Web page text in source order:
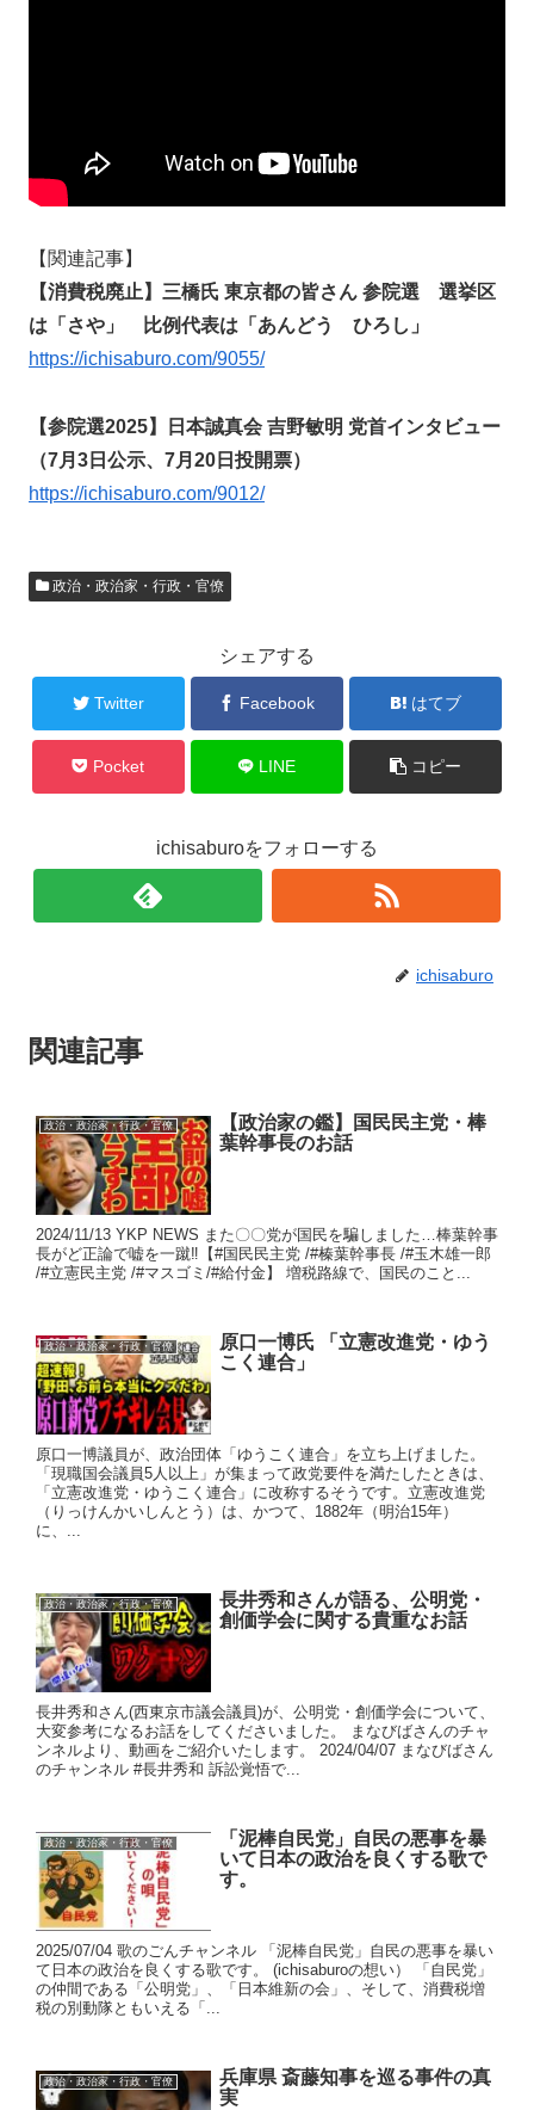
【関連記事】
【消費税廃止】三橋氏 東京都の皆さん 参院選 選挙区
は「さや」 比例代表は「あんどう ひろし」
https://ichisaburo.com/9055/
【参院選2025】日本誠真会 吉野敏明 党首インタビュー
（7月3日公示、7月20日投開票）
https://ichisaburo.com/9012/
政治・政治家・行政・官僚
シェアする
Twitter Facebook はてブ
Pocket LINE コピー
ichisaburoをフォローする
ichisaburo
関連記事
政治・政治家・行政・官僚
【政治家の鑑】国民民主党・棒
葉幹事長のお話
2024/11/13 YKP NEWS また〇〇党が国民を騙しました…棒葉幹事
長がど正論で嘘を一蹴‼︎【#国民民主党 /#榛葉幹事長 /#玉木雄一郎
/#立憲民主党 /#マスゴミ/#給付金】 増税路線で、国民のこと...
政治・政治家・行政・官僚
原口一博氏 「立憲改進党・ゆう
こく連合」
原口一博議員が、政治団体「ゆうこく連合」を立ち上げました。
「現職国会議員5人以上」が集まって政党要件を満たしたときは、
「立憲改進党・ゆうこく連合」に改称するそうです。立憲改進党
（りっけんかいしんとう）は、かつて、1882年（明治15年）
に、...
政治・政治家・行政・官僚
長井秀和さんが語る、公明党・
創価学会に関する貴重なお話
長井秀和さん(西東京市議会議員)が、公明党・創価学会について、
大変参考になるお話をしてくださいました。 まなびばさんのチャ
ンネルより、動画をご紹介いたします。 2024/04/07 まなびばさん
のチャンネル #長井秀和 訴訟覚悟で...
政治・政治家・行政・官僚
「泥棒自民党」自民の悪事を暴
いて日本の政治を良くする歌で
す。
2025/07/04 歌のごんチャンネル 「泥棒自民党」自民の悪事を暴い
て日本の政治を良くする歌です。 (ichisaburoの想い） 「自民党」
の仲間である「公明党」、「日本維新の会」、そして、消費税増
税の別動隊ともいえる「...
政治・政治家・行政・官僚
兵庫県 斎藤知事を巡る事件の真
実